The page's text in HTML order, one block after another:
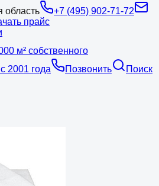
область
+7 (495) 902-71-72
прайс
м² собственного
2001 года Позвонить
Поиск